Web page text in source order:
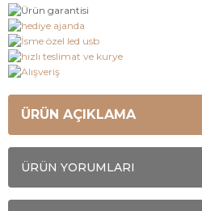
ÜRÜN AÇIKLAMA
ÜRÜN YORUMLARI